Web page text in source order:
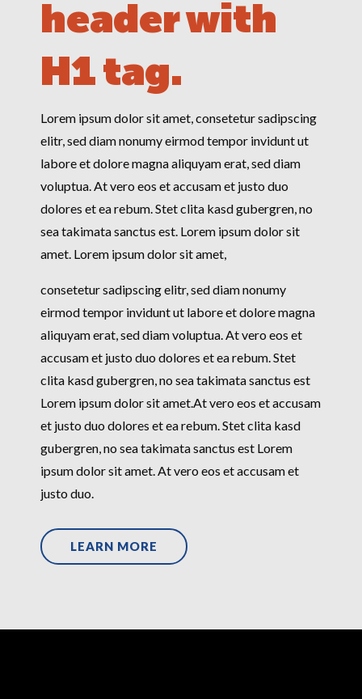
header with
H1 tag.
Lorem ipsum dolor sit amet, consetetur sadipscing
elitr, sed diam nonumy eirmod tempor invidunt ut
labore et dolore magna aliquyam erat, sed diam
voluptua. At vero eos et accusam et justo duo
dolores et ea rebum. Stet clita kasd gubergren, no
sea takimata sanctus est. Lorem ipsum dolor sit
amet. Lorem ipsum dolor sit amet,
consetetur sadipscing elitr, sed diam nonumy
eirmod tempor invidunt ut labore et dolore magna
aliquyam erat, sed diam voluptua. At vero eos et
accusam et justo duo dolores et ea rebum. Stet
clita kasd gubergren, no sea takimata sanctus est
Lorem ipsum dolor sit amet.At vero eos et accusam
et justo duo dolores et ea rebum. Stet clita kasd
gubergren, no sea takimata sanctus est Lorem
ipsum dolor sit amet. At vero eos et accusam et
justo duo.
LEARN MORE